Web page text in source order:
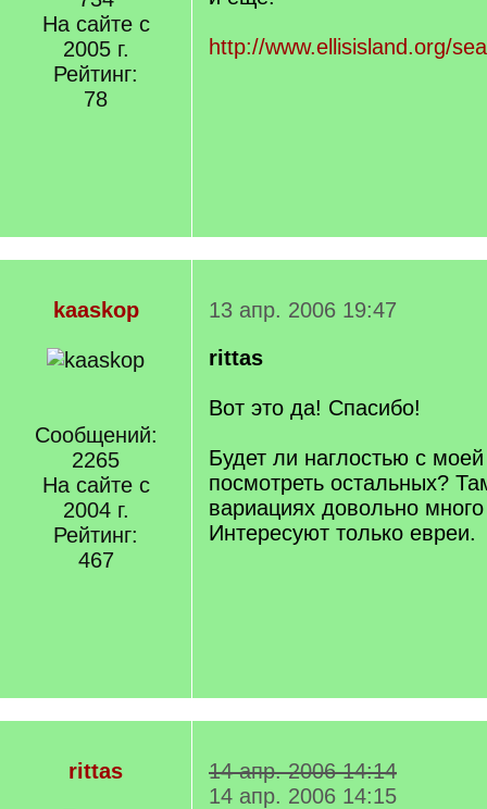
На сайте с
2005 г.
Рейтинг:
78
http://www.ellisisland.org/
kaaskop
Сообщений:
2265
На сайте с
2004 г.
Рейтинг:
467
13 апр. 2006 19:47
rittas
Вот это да! Спасибо!
Будет ли наглостью с
посмотреть остальных?
вариациях довольно
Интересуют только евреи.
rittas
14 апр. 2006 14:14
14 апр. 2006 14:15